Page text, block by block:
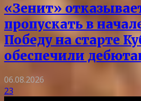
«Зенит»
пропускать в
Победу на старте
обеспечили
06.08.2026
23